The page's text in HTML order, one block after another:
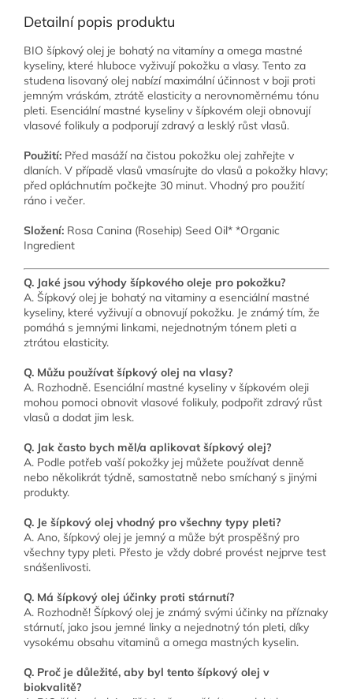
Detailní popis produktu
BIO šípkový olej je bohatý na vitamíny a omega mastné
kyseliny, které hluboce vyživují pokožku a vlasy. Tento za
studena lisovaný olej nabízí maximální účinnost v boji proti
jemným vráskám, ztrátě elasticity a nerovnoměrnému tónu
pleti. Esenciální mastné kyseliny v šípkovém oleji obnovují
vlasové folikuly a podporují zdravý a lesklý růst vlasů.
Použití: Před masáží na čistou pokožku olej zahřejte v
dlaních. V případě vlasů vmasírujte do vlasů a pokožky hlavy;
před opláchnutím počkejte 30 minut. Vhodný pro použití
ráno i večer.
Složení: Rosa Canina (Rosehip) Seed Oil* *Organic
Ingredient
Q. Jaké jsou výhody šípkového oleje pro pokožku?
A. Šípkový olej je bohatý na vitaminy a esenciální mastné
kyseliny, které vyživují a obnovují pokožku. Je známý tím, že
pomáhá s jemnými linkami, nejednotným tónem pleti a
ztrátou elasticity.
Q. Můžu používat šípkový olej na vlasy?
A. Rozhodně. Esenciální mastné kyseliny v šípkovém oleji
mohou pomoci obnovit vlasové folikuly, podpořit zdravý růst
vlasů a dodat jim lesk.
Q. Jak často bych měl/a aplikovat šípkový olej?
A. Podle potřeb vaší pokožky jej můžete používat denně
nebo několikrát týdně, samostatně nebo smíchaný s jinými
produkty.
Q. Je šípkový olej vhodný pro všechny typy pleti?
A. Ano, šípkový olej je jemný a může být prospěšný pro
všechny typy pleti. Přesto je vždy dobré provést nejprve test
snášenlivosti.
Q. Má šípkový olej účinky proti stárnutí?
A. Rozhodně! Šípkový olej je známý svými účinky na příznaky
stárnutí, jako jsou jemné linky a nejednotný tón pleti, díky
vysokému obsahu vitaminů a omega mastných kyselin.
Q. Proč je důležité, aby byl tento šípkový olej v
biokvalitě?